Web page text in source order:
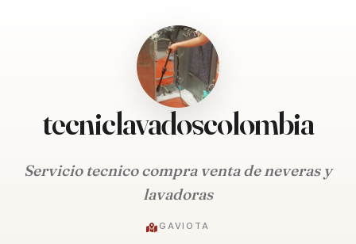
tecniclavadoscolombia
Servicio tecnico compra venta de neveras y
lavadoras
GAVIOTA